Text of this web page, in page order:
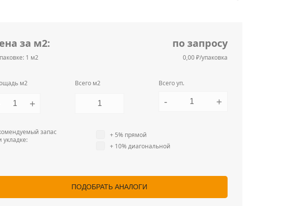
за м2: по запросу
1 м2 0,00 ₽/упаковка
м2
+
Всего м2 Всего уп.
- +
запас
укладке:
+ 5% прямой
+ 10% диагональной
ПОДОБРАТЬ АНАЛОГИ